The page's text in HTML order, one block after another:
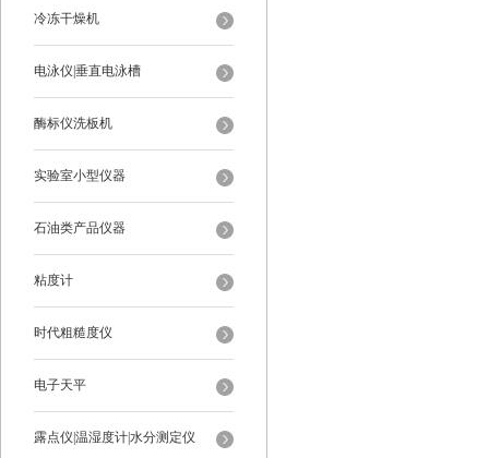
冷冻干燥机
电泳仪|垂直电泳槽
酶标仪洗板机
实验室小型仪器
石油类产品仪器
粘度计
时代粗糙度仪
电子天平
露点仪|温湿度计|水分测定仪